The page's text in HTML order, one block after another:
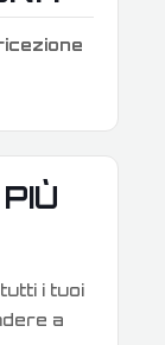
i tuoi
a